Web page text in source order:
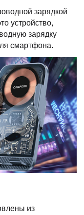
зарядкой
устройство,
зарядку
смартфона.
из